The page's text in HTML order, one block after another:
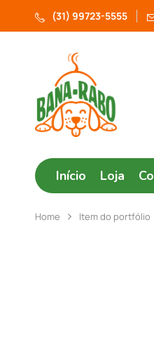
(31) 99723-5555
Início Loja
Home Item do portfólio